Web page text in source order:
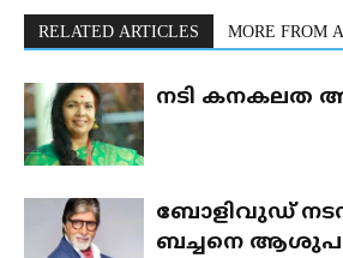
RELATED ARTICLES MORE FROM
നടി കനകലത
ബോളിവുഡ്
ബച്ചനെ